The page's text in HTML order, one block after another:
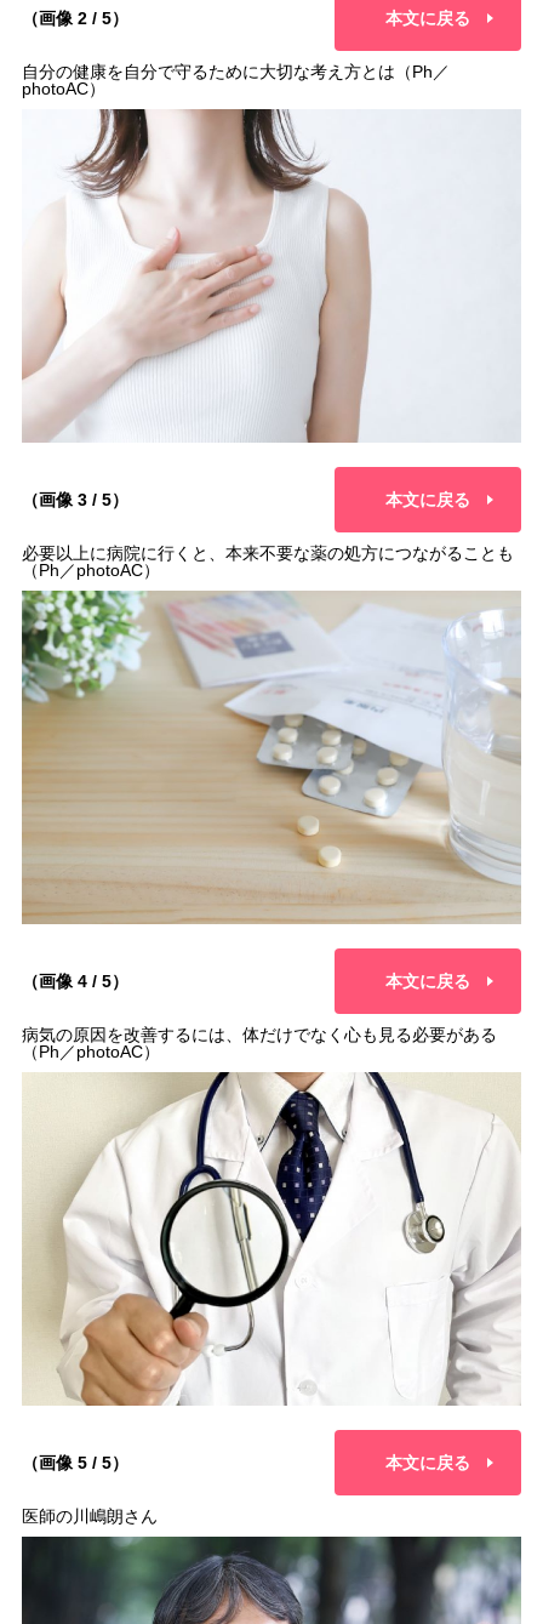
（画像 2 / 5） 本文に戻る
自分の健康を自分で守るために大切な考え方とは（Ph／
photoAC）
（画像 3 / 5） 本文に戻る
必要以上に病院に行くと、本来不要な薬の処方につながることも
（Ph／photoAC）
（画像 4 / 5） 本文に戻る
病気の原因を改善するには、体だけでなく心も見る必要がある
（Ph／photoAC）
（画像 5 / 5） 本文に戻る
医師の川嶋朗さん